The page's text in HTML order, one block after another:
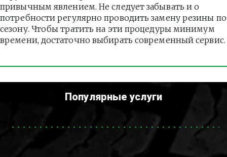
привычным явлением. Не следует забывать и о
потребности регулярно проводить замену резины по
сезону. Чтобы тратить на эти процедуры минимум
времени, достаточно выбирать современный сервис.
Популярные услуги